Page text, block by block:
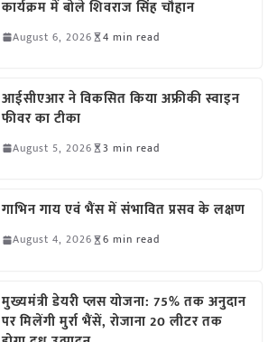
कार्यक्रम में बोले शिवराज सिंह चौहान
August 6, 2026 4 min read
आईसीएआर ने विकसित किया अफ्रीकी स्वाइन
फीवर का टीका
August 5, 2026 3 min read
गाभिन गाय एवं भैंस में संभावित प्रसव के लक्षण
August 4, 2026 6 min read
मुख्यमंत्री डेयरी प्लस योजना: 75% तक अनुदान
पर मिलेंगी मुर्रा भैंसें, रोजाना 20 लीटर तक